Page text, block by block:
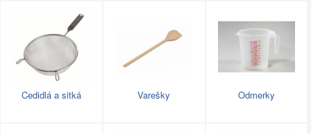
Cedidlá a sitká Varešky Odmerky